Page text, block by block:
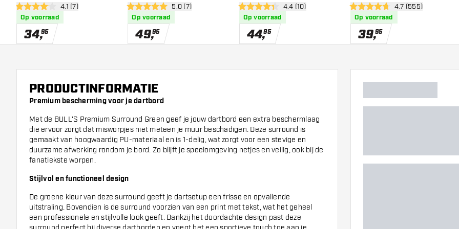
open reviews drawer
4.1 score sterren4.1 (7)
Op voorraad
34,95
open reviews drawer
5 score sterren5.0 (7)
Op voorraad
49,95
open reviews drawer
4.4 score sterren4.4 (10)
Op voorraad
44,95
open reviews
4.7 score sterren4.7 (555)
Op voorraad
39,95
PRODUCTINFORMATIE
Premium bescherming voor je dartbord
Met de BULL'S Premium Surround Green geef je jouw dartbord een extra beschermlaag
die ervoor zorgt dat misworpjes niet meteen je muur beschadigen. Deze surround is
gemaakt van hoogwaardig PU-materiaal en is 1-delig, wat zorgt voor een stevige en
duurzame afwerking rondom je bord. Zo blijft je speelomgeving netjes en veilig, ook bij de
fanatiekste worpen.
Stijlvol en functioneel design
De groene kleur van deze surround geeft je dartsetup een frisse en opvallende
uitstraling. Bovendien is de surround voorzien van een print met tekst, wat het geheel
een professionele en stijlvolle look geeft. Dankzij het doordachte design past deze